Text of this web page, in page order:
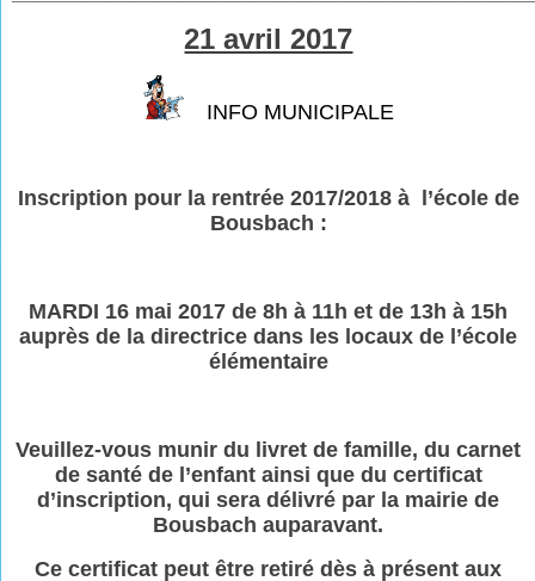
21 avril 2017
INFO MUNICIPALE
Inscription pour la rentrée 2017/2018 à l’école de
Bousbach :
MARDI 16 mai 2017 de 8h à 11h et de 13h à 15h
auprès de la directrice dans les locaux de l’école
élémentaire
Veuillez-vous munir du livret de famille, du carnet
de santé de l’enfant ainsi que du certificat
d’inscription, qui sera délivré par la mairie de
Bousbach auparavant.
Ce certificat peut être retiré dès à présent aux